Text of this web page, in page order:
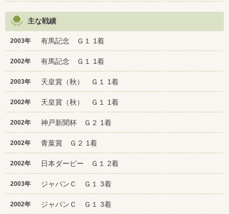
主な戦績
2003年 有馬記念 Ｇ１ 1着
2002年 有馬記念 Ｇ１ 1着
2003年 天皇賞（秋） Ｇ１ 1着
2002年 天皇賞（秋） Ｇ１ 1着
2002年 神戸新聞杯 Ｇ２ 1着
2002年 青葉賞 Ｇ２ 1着
2002年 日本ダービー Ｇ１ 2着
2003年 ジャパンＣ Ｇ１ 3着
2002年 ジャパンＣ Ｇ１ 3着